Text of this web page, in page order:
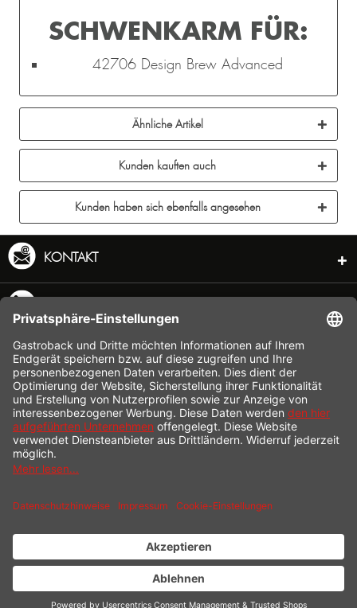
SCHWENKARM FÜR:
42706 Design Brew Advanced
Ähnliche Artikel
Kunden kauften auch
Kunden haben sich ebenfalls angesehen
KONTAKT
INFORMATION
SHOP SERVICE
VERSAND
* Alle Preise inkl. gesetzl. Mehrwertsteuer zzgl.
Nachnahmegebühren, wenn nicht anders beschrieben